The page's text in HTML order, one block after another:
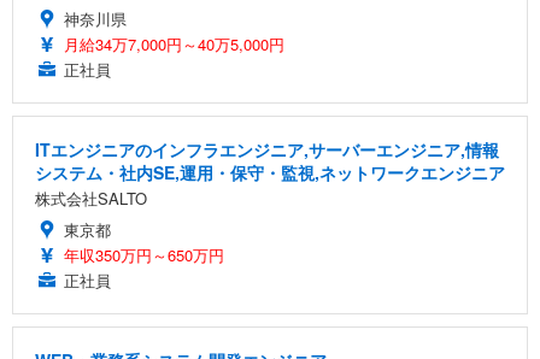
神奈川県
月給34万7,000円～40万5,000円
正社員
ITエンジニアのインフラエンジニア,サーバーエンジニア,情報
システム・社内SE,運用・保守・監視,ネットワークエンジニア
株式会社SALTO
東京都
年収350万円～650万円
正社員